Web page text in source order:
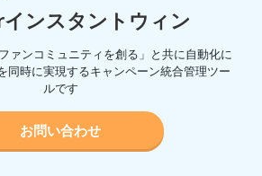
ンスタントウィン
ァンコミュニティを創る」と共に自動化に
同時に実現するキャンペーン統合管理ツー
ルです
お問い合わせ